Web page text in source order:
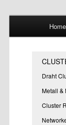
Zum
Zum
Home
Draht
Metall &
Cluster